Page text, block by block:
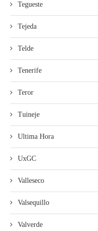
Tegueste
Tejeda
Telde
Tenerife
Teror
Tuineje
Ultima Hora
UxGC
Valleseco
Valsequillo
Valverde